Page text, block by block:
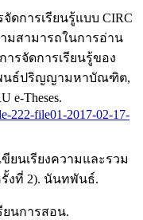
ดการเรียนรู้แบบ CIRC
มสามารถในการอ่าน
รจัดการเรียนรู้ของ
นธ์ปริญญามหาบัณฑิต,
Theses.
222-file01-2017-02-17-
ยนเรียงความและรวม
งที่ 2). นันทพันธ์.
ยนการสอน.